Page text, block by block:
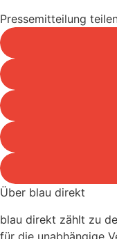
Pressemitteilung
Über blau direkt
blau direkt zählt zu
für die unabhängige